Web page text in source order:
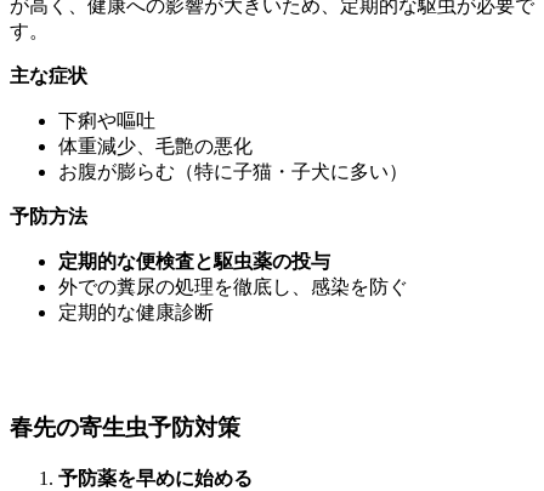
が高く、健康への影響が大きいため、定期的な駆虫が必要で
す。
主な症状
下痢や嘔吐
体重減少、毛艶の悪化
お腹が膨らむ（特に子猫・子犬に多い）
予防方法
定期的な便検査と駆虫薬の投与
外での糞尿の処理を徹底し、感染を防ぐ
定期的な健康診断
春先の寄生虫予防対策
予防薬を早めに始める